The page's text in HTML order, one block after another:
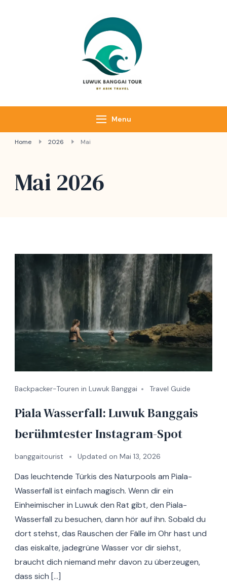
Menu
Home 2026 Mai
Mai 2026
Backpacker-Touren in Luwuk Banggai Travel Guide
Piala Wasserfall: Luwuk Banggais
berühmtester Instagram-Spot
banggaitourist Updated on Mai 13, 2026
Das leuchtende Türkis des Naturpools am Piala-
Wasserfall ist einfach magisch. Wenn dir ein
Einheimischer in Luwuk den Rat gibt, den Piala-
Wasserfall zu besuchen, dann hör auf ihn. Sobald du
dort stehst, das Rauschen der Fälle im Ohr hast und
das eiskalte, jadegrüne Wasser vor dir siehst,
braucht dich niemand mehr davon zu überzeugen,
dass sich […]